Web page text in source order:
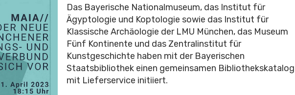
Das Bayerische Nationalmuseum, das Institut für
Ägyptologie und Koptologie sowie das Institut für
Klassische Archäologie der LMU München, das Museum
Fünf Kontinente und das Zentralinstitut für
Kunstgeschichte haben mit der Bayerischen
Staatsbibliothek einen gemeinsamen Bibliothekskatalog
mit Lieferservice initiiert.